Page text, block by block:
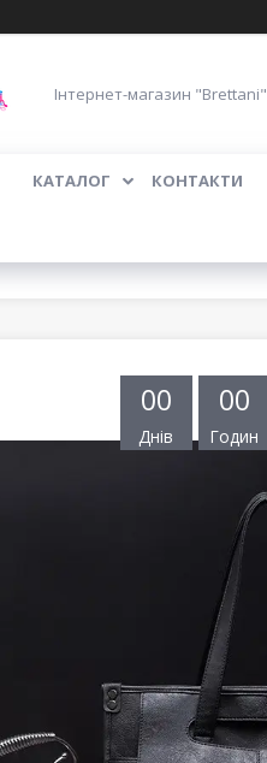
Інтернет-магазин "Brettani"
КАТАЛОГ КОНТАКТИ
00
Днів
00
Годин